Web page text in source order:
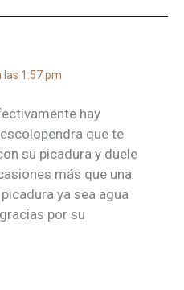
las 1:57 pm
hay
que te
su picadura y duele
más que una
ya sea agua
por su